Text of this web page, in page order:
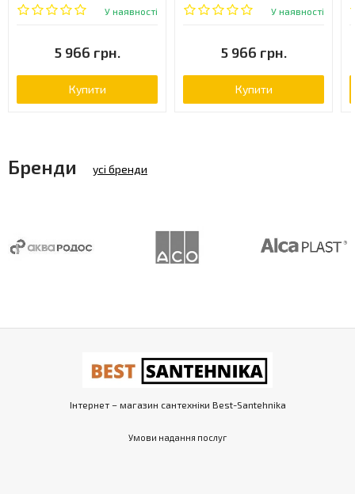
У наявності
5 966 грн.
Купити
У наявності
5 966 грн.
Купити
Бренди усі бренди
Інтернет – магазин сантехніки Best-Santehnika
Умови надання послуг